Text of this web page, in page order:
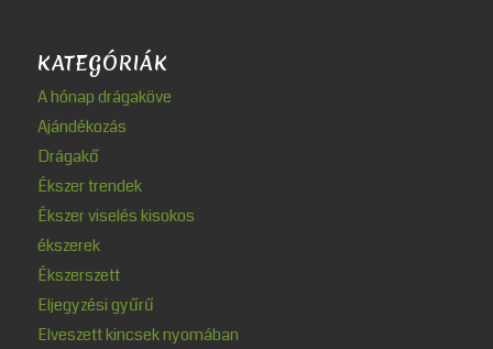
KATEGÓRIÁK
A hónap drágaköve
Ajándékozás
Drágakő
Ékszer trendek
Ékszer viselés kisokos
ékszerek
Ékszerszett
Eljegyzési gyűrű
Elveszett kincsek nyomában